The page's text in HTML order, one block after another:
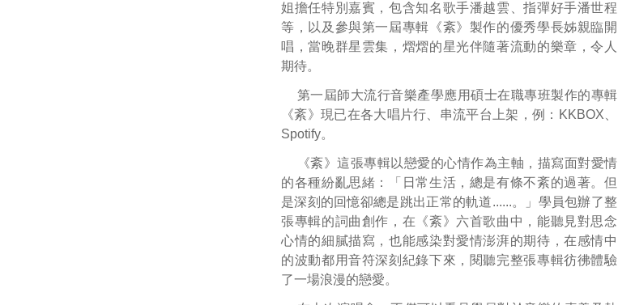
姐擔任特別嘉賓，包含知名歌手潘越雲、指彈好手潘世程
等，以及參與第一屆專輯《紊》製作的優秀學長姊親臨開
唱，當晚群星雲集，熠熠的星光伴隨著流動的樂章，令人
期待。
第一屆師大流行音樂產學應用碩士在職專班製作的專輯
《紊》現已在各大唱片行、串流平台上架，例：KKBOX、
Spotify。
《紊》這張專輯以戀愛的心情作為主軸，描寫面對愛情
的各種紛亂思緒：「日常生活，總是有條不紊的過著。但
是深刻的回憶卻總是跳出正常的軌道......。」學員包辦了整
張專輯的詞曲創作，在《紊》六首歌曲中，能聽見對思念
心情的細膩描寫，也能感染對愛情澎湃的期待，在感情中
的波動都用音符深刻紀錄下來，閱聽完整張專輯彷彿體驗
了一場浪漫的戀愛。